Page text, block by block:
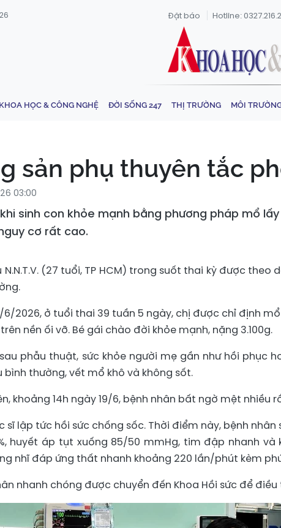
Đặt báo Hotline:
KHOA HỌC & CÔNG NGHỆ ĐỜI SỐNG 247 THỊ TRƯỜNG MÔI
sản phụ thuyên tắc
03:00
sinh con khỏe mạnh bằng phương pháp mổ
cơ rất cao.
N.N.T.V. (27 tuổi, TP HCM) trong suốt thai kỳ được theo
6/2026, ở tuổi thai 39 tuần 5 ngày, chị được chỉ định
nền ối vỡ. Bé gái chào đời khỏe mạnh, nặng 3.100g.
phẫu thuật, sức khỏe người mẹ gần như hồi phục
bình thường, vết mổ khô và không sốt.
khoảng 14h ngày 19/6, bệnh nhân bất ngờ mệt nhiều
sĩ lập tức hồi sức chống sốc. Thời điểm này, bệnh nhân
huyết áp tụt xuống 85/50 mmHg, tim đập nhanh
nhĩ đáp ứng thất nhanh khoảng 220 lần/phút kèm
nhanh chóng được chuyển đến Khoa Hồi sức để